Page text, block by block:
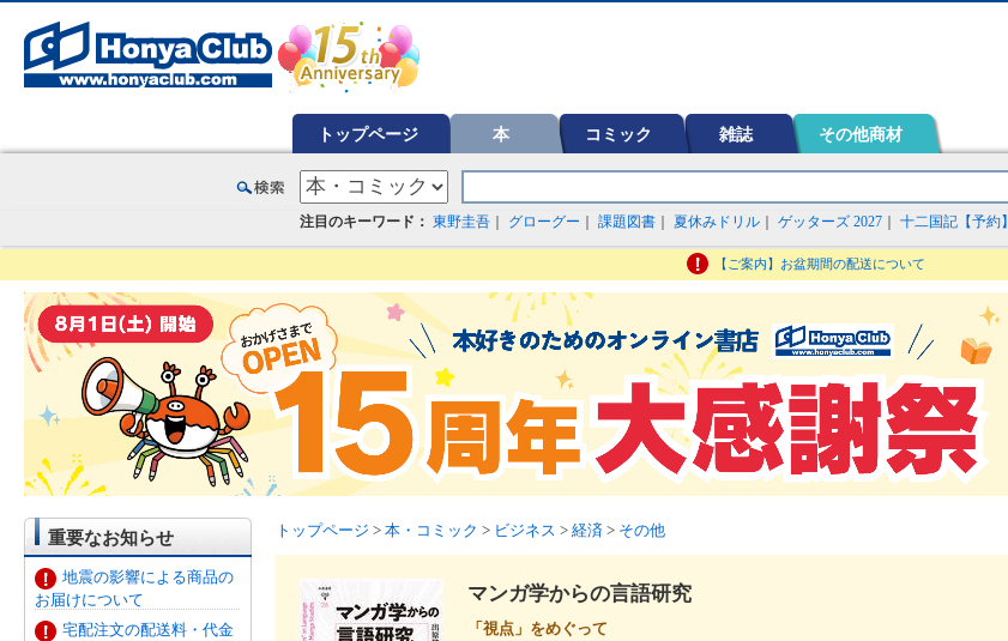
トップページ 本 コミック 雑誌 その他商材
注目のキーワード： 東野圭吾 グローグー 課題図書 夏休みドリル ゲッターズ 2027 十二国記【予約】
【ご案内】お盆期間の配送について
重要なお知らせ
地震の影響による商品の
お届けについて
宅配注文の配送料・代金
トップページ > 本・コミック > ビジネス > 経済 > その他
マンガ学からの言語研究
「視点」をめぐって